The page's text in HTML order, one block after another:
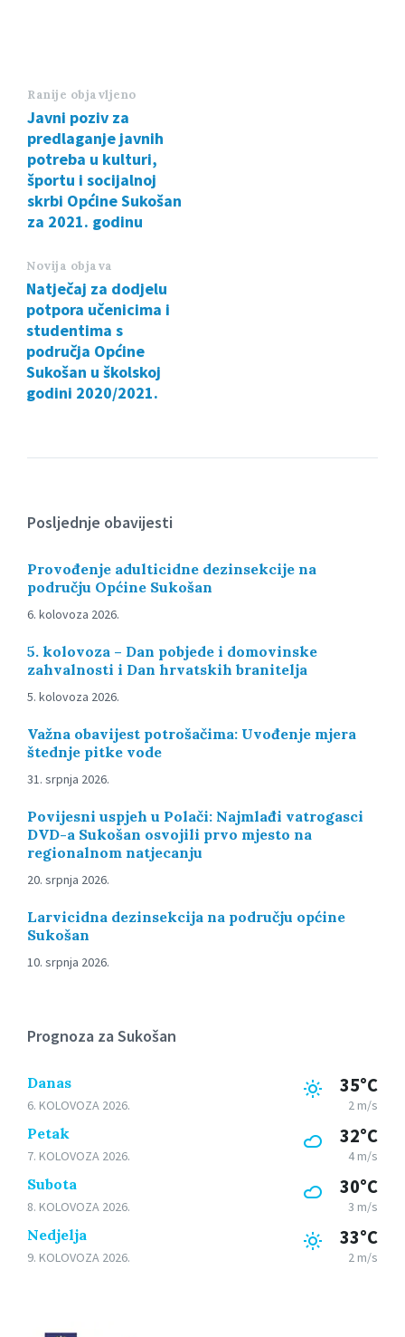
Ranije objavljeno
Javni poziv za
predlaganje javnih
potreba u kulturi,
športu i socijalnoj
skrbi Općine Sukošan
za 2021. godinu
Novija objava
Natječaj za dodjelu
potpora učenicima i
studentima s
područja Općine
Sukošan u školskoj
godini 2020/2021.
Posljednje obavijesti
Provođenje adulticidne dezinsekcije na
području Općine Sukošan
6. kolovoza 2026.
5. kolovoza – Dan pobjede i domovinske
zahvalnosti i Dan hrvatskih branitelja
5. kolovoza 2026.
Važna obavijest potrošačima: Uvođenje mjera
štednje pitke vode
31. srpnja 2026.
Povijesni uspjeh u Polači: Najmlađi vatrogasci
DVD-a Sukošan osvojili prvo mjesto na
regionalnom natjecanju
20. srpnja 2026.
Larvicidna dezinsekcija na području općine
Sukošan
10. srpnja 2026.
Prognoza za Sukošan
Danas
6. KOLOVOZA 2026.
35°C
2 m/s
Petak
7. KOLOVOZA 2026.
32°C
4 m/s
Subota
8. KOLOVOZA 2026.
30°C
3 m/s
Nedjelja
9. KOLOVOZA 2026.
33°C
2 m/s